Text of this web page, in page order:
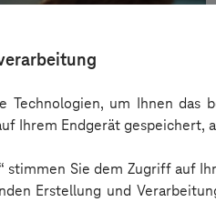
Technologien, um Ihnen
Ihrem Endgerät gespeichert,
stimmen Sie dem Zugriff auf
Erstellung und